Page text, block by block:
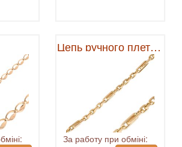
Цепь ручного плетения
За работу при обміні: